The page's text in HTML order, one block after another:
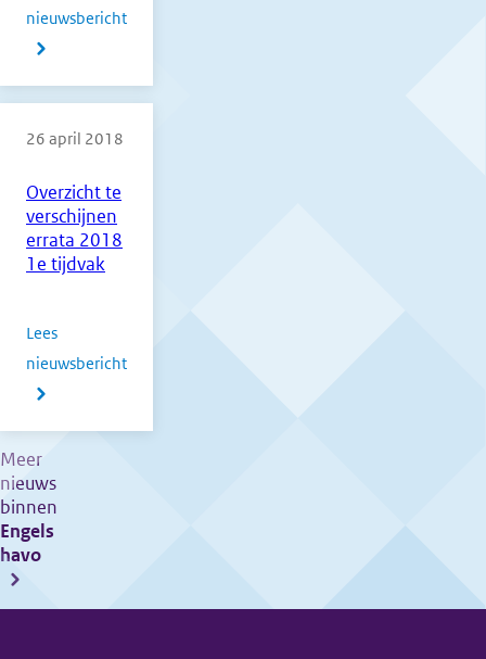
nieuwsbericht
over
GL/TL,
en
Overzicht te
verschijnen
errata 2018
1e tijdvak
26 april 2018
Lees
nieuwsbericht
over
te
verschijnen
errata
2018
tijdvak
Meer
nieuws
binnen
Engels
havo